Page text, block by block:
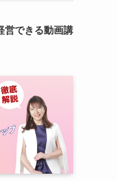
営できる動画講